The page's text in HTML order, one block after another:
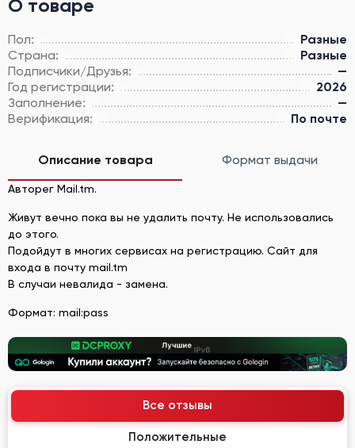
О товаре
Пол:
Разные
Страна:
Разные
Подписчики/Друзья:
—
Год регистрации:
2026
Заполнение:
—
Верификация:
По почте
Описание товара Формат выдачи
Авторег Mail.tm.
Живут вечно пока вы не удалить почту. Не использовались
до этого.
Подойдут в многих сервисах на регистрацию. Сайт для
входа в почту mail.tm
В случаи невалида - замена.
Формат: mail:pass
Все отзывы
Положительные